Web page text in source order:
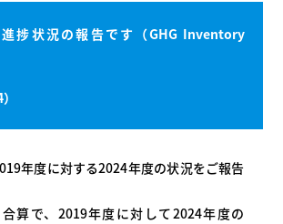
捗状況の報告です（GHG Inventory
年度に対する2024年度の状況をご報告
算で、2019年度に対して2024年度の